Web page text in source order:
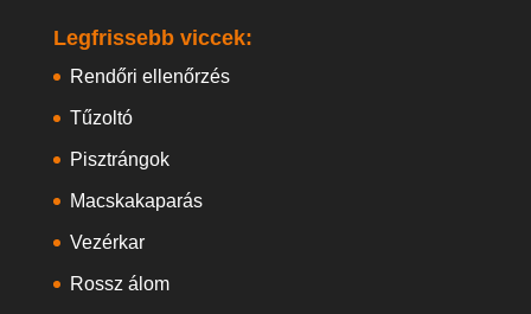
Legfrissebb viccek:
Rendőri ellenőrzés
Tűzoltó
Pisztrángok
Macskakaparás
Vezérkar
Rossz álom